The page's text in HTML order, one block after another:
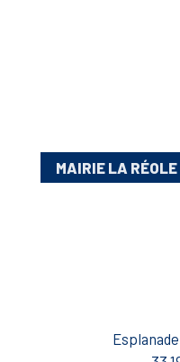
MAIRIE LA RÉOLE